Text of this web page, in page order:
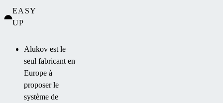
EASY
UP
Alukov est le
seul fabricant en
Europe à
proposer le
système de